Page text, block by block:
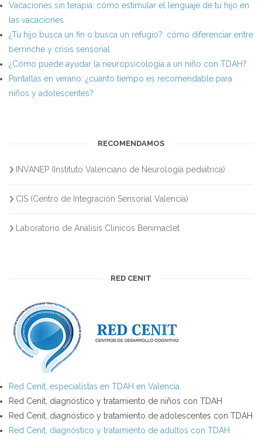
Vacaciones sin terapia: cómo estimular el lenguaje de tu hijo en
las vacaciones
¿Tu hijo busca un fin o busca un refugio?: cómo diferenciar entre
berrinche y crisis sensorial
¿Cómo puede ayudar la neuropsicología a un niño con TDAH?
Pantallas en verano: ¿cuánto tiempo es recomendable para
niños y adolescentes?
RECOMENDAMOS
INVANEP (Instituto Valenciano de Neurología pediátrica)
CIS (Centro de Integración Sensorial Valencia)
Laboratorio de Análisis Clínicos Benimaclet
RED CENIT
Red Cenit, especialistas en TDAH en Valencia
Red Cenit, diagnóstico y tratamiento de niños con TDAH
Red Cenit, diagnóstico y tratamiento de adolescentes con TDAH
Red Cenit, diagnóstico y tratamiento de adultos con TDAH